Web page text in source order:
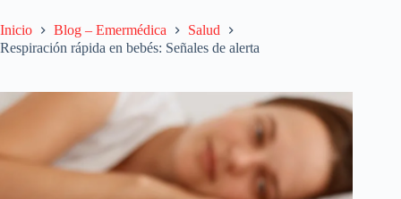
Inicio Blog – Emermédica
Salud
Respiración rápida en bebés: Señales de alerta